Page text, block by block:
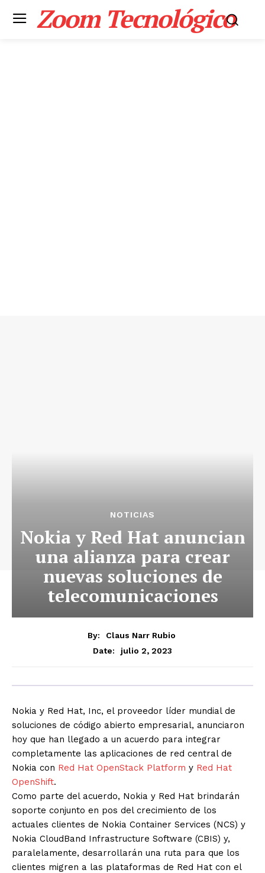
Zoom Tecnológico
NOTICIAS
Nokia y Red Hat anuncian
una alianza para crear
nuevas soluciones de
telecomunicaciones
By:
Claus Narr Rubio
Date:
julio 2, 2023
Nokia y Red Hat, Inc, el proveedor líder mundial de
soluciones de código abierto empresarial, anunciaron
hoy que han llegado a un acuerdo para integrar
completamente las aplicaciones de red central de
Nokia con Red Hat OpenStack Platform y Red Hat
OpenShift.
Como parte del acuerdo, Nokia y Red Hat brindarán
soporte conjunto en pos del crecimiento de los
actuales clientes de Nokia Container Services (NCS) y
Nokia CloudBand Infrastructure Software (CBIS) y,
paralelamente, desarrollarán una ruta para que los
clientes migren a las plataformas de Red Hat con el